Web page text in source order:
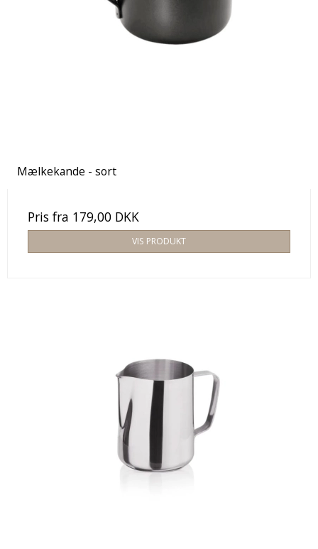
Mælkekande - sort
Pris fra 179,00 DKK
VIS PRODUKT